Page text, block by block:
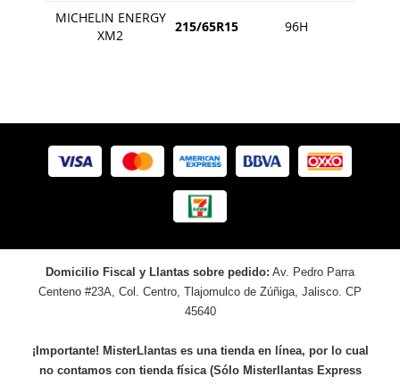
MICHELIN ENERGY
XM2
215/65R15 96H
Domicilio Fiscal y Llantas sobre pedido: Av. Pedro Parra
Centeno #23A, Col. Centro, Tlajomulco de Zúñiga, Jalisco. CP
45640
¡Importante! MisterLlantas es una tienda en línea, por lo cual
no contamos con tienda física (Sólo Misterllantas Express